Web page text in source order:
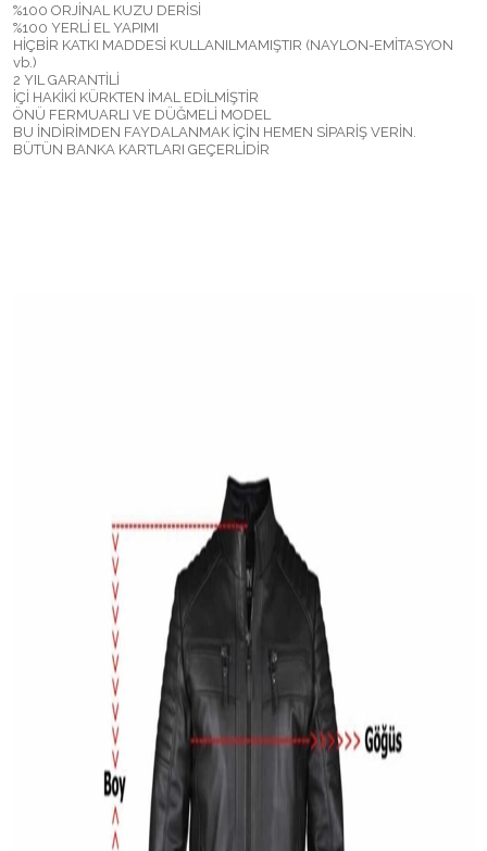
%100 ORJİNAL KUZU DERİSİ
%100 YERLİ EL YAPIMI
HİÇBİR KATKI MADDESİ KULLANILMAMIŞTIR (NAYLON-EMİTASYON
vb.)
2 YIL GARANTİLİ
İÇİ HAKİKİ KÜRKTEN İMAL EDİLMİŞTİR
ÖNÜ FERMUARLI VE DÜĞMELİ MODEL
BU İNDİRİMDEN FAYDALANMAK İÇİN HEMEN SİPARİŞ VERİN.
BÜTÜN BANKA KARTLARI GEÇERLİDİR